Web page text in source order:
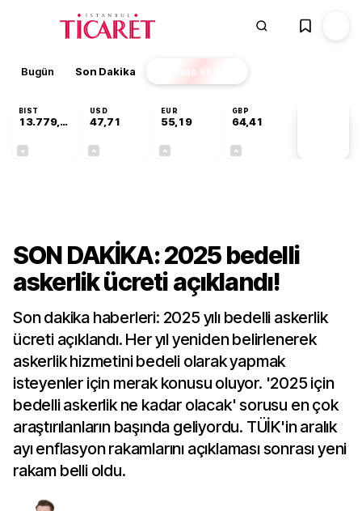
Bugün Son Dakika Finans EKSTRA
BIST
13.779,39
USD
47,71
EUR
55,19
GBP
64,41
SON DAKİKA: 2025 bedelli
askerlik ücreti açıklandı!
Son dakika haberleri: 2025 yılı bedelli askerlik
ücreti açıklandı. Her yıl yeniden belirlenerek
askerlik hizmetini bedeli olarak yapmak
isteyenler için merak konusu oluyor. '2025 için
bedelli askerlik ne kadar olacak' sorusu en çok
araştırılanların başında geliyordu. TÜİK'in aralık
ayı enflasyon rakamlarını açıklaması sonrası yeni
rakam belli oldu.